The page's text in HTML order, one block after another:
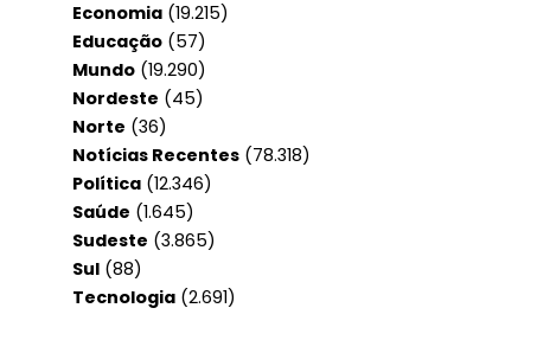
Economia (19.215)
Educação (57)
Mundo (19.290)
Nordeste (45)
Norte (36)
Notícias Recentes (78.318)
Política (12.346)
Saúde (1.645)
Sudeste (3.865)
Sul (88)
Tecnologia (2.691)